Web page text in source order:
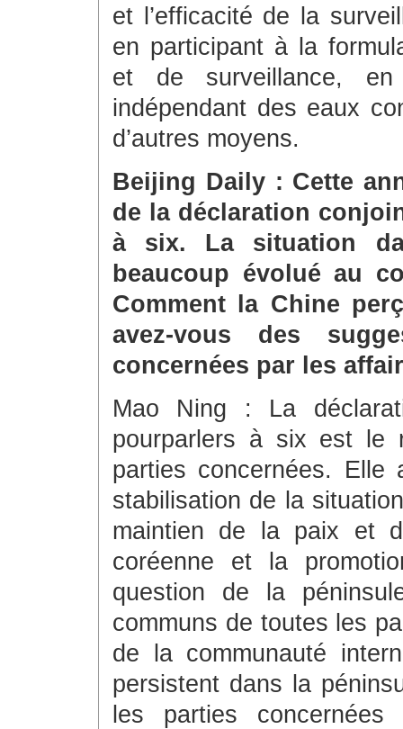
et l’efficacité de la
en participant à la
et de surveillance, en
indépendant des eaux
d’autres moyens.
Beijing Daily : Cette
de la déclaration
à six. La situation
beaucoup évolué au
Comment la Chine
avez-vous des
concernées par les
Mao Ning : La
pourparlers à six est le
parties concernées.
stabilisation de la
maintien de la paix et
coréenne et la
question de la
communs de toutes les
de la communauté
persistent dans la
les parties